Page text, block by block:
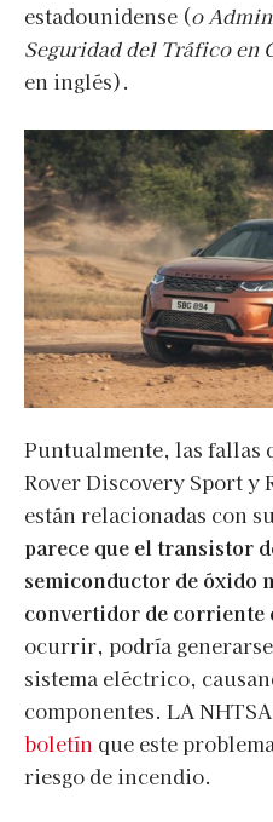
estadounidense (o
Seguridad del Tráfico en
en inglés).
Puntualmente, las fallas
Rover Discovery Sport y
están relacionadas con
parece que el transistor
semiconductor de óxido
convertidor de corriente
ocurrir, podría
sistema eléctrico,
componentes. LA
boletín que este
riesgo de incendio.